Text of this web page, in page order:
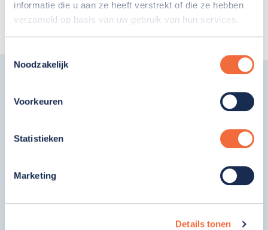
informatie die u aan ze heeft verstrekt of die ze hebben
verzameld op basis van uw gebruik van hun services.
Noodzakelijk
Voorkeuren
Statistieken
Marketing
Details tonen